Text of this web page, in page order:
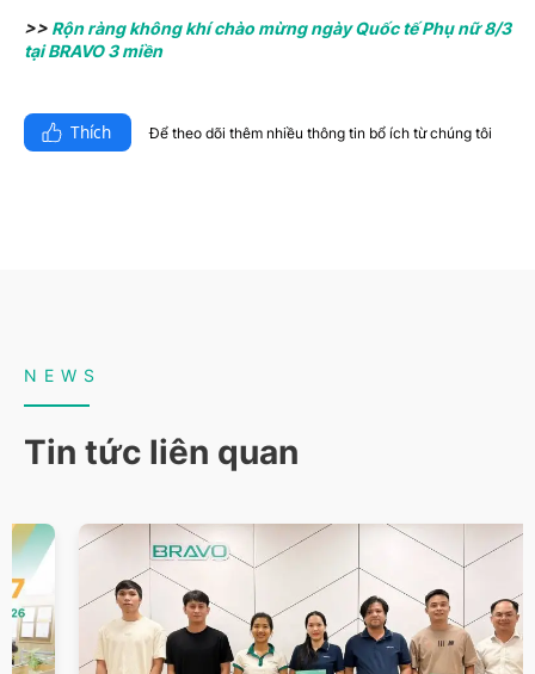
>> Rộn ràng không khí chào mừng ngày Quốc tế Phụ nữ 8/3
tại BRAVO 3 miền
Thích Để theo dõi thêm nhiều thông tin bổ ích từ chúng tôi​
NEWS
Tin tức liên quan